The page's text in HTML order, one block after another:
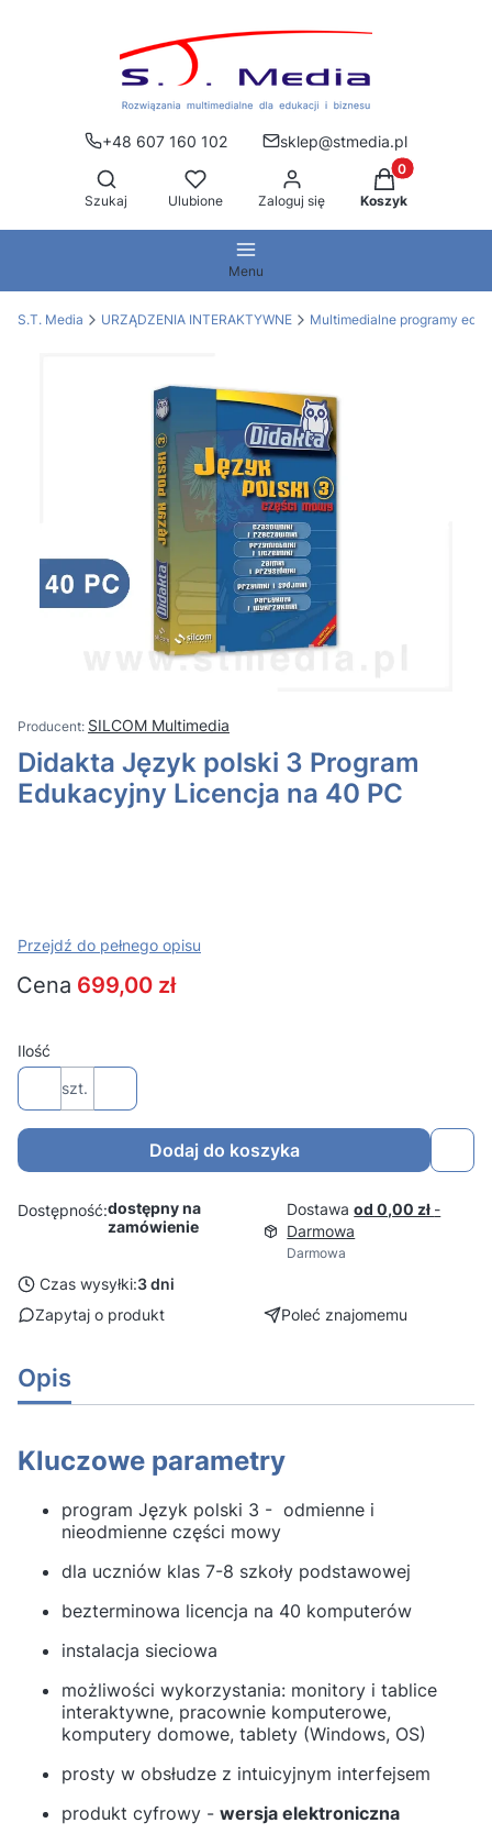
+48 607 160 102
sklep@stmedia.pl
Otwórz wyszukiwarkę
Szukaj Ulubione Zaloguj się
Produkty w
Koszyk
Menu
S.T. Media URZĄDZENIA INTERAKTYWNE Multimedialne programy
SILCOM Multimedia
Didakta Język polski 3 Program
Edukacyjny Licencja na 40 PC
Przejdź do pełnego opisu
Cena 699,00 zł
Ilość
szt.
Dodaj do koszyka
Dostępność:dostępny na
zamówienie
Dostawaod 0,00 zł -
Darmowa
Darmowa
Czas wysyłki:3 dni
Zapytaj o produkt
Poleć znajomemu
Opis
Kluczowe parametry
program Język polski 3 - odmienne i
nieodmienne części mowy
dla uczniów klas 7-8 szkoły podstawowej
bezterminowa licencja na 40 komputerów
instalacja sieciowa
możliwości wykorzystania: monitory i tablice
interaktywne, pracownie komputerowe,
komputery domowe, tablety (Windows, OS)
prosty w obsłudze z intuicyjnym interfejsem
produkt cyfrowy - wersja elektroniczna